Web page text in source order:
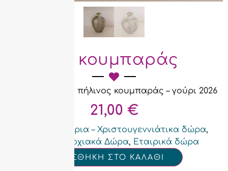
Πήλινος κουμπαράς
Διακοσμητικός πήλινος κουμπαράς – γούρι 2026
21,00 €
Γούρια – Χριστουγεννιάτικα δώρα,
Εποχιακά Δώρα, Εταιρικά δώρα
ΠΡΟΣΘΗΚΗ ΣΤΟ ΚΑΛΑΘΙ